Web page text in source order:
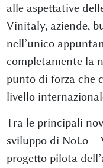
alle aspettative
Vinitaly, aziende,
nell’unico
completamente la
punto di forza che
livello
Tra le principali
sviluppo di NoLo –
progetto pilota